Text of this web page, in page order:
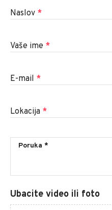
Naslov *
Vaše ime *
E-mail *
Lokacija *
Ubacite video ili foto